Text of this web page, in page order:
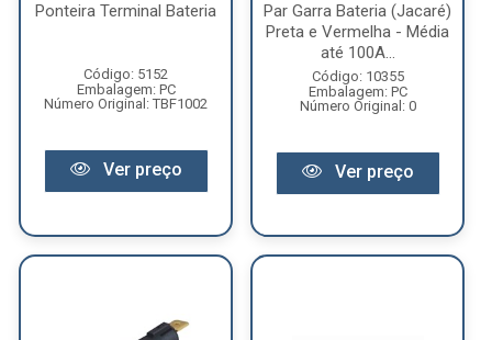
Ponteira Terminal Bateria
Código: 5152
Embalagem: PC
Número Original: TBF1002
Ver preço
Par Garra Bateria (Jacaré)
Preta e Vermelha - Média
até 100A...
Código: 10355
Embalagem: PC
Número Original: 0
Ver preço